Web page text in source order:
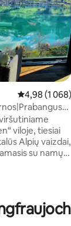
Vidutinis
4,98 (1 068)
viloje, tiesiai
Alpių vaizdai,
su namų
su
bendra erdvė).